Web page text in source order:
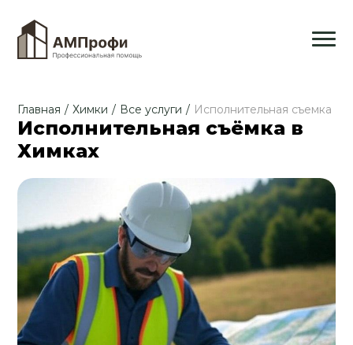
Главная / Химки / Все услуги / Исполнительная съемка
Исполнительная съёмка в
Химках